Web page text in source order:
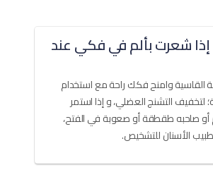
إذا شعرت بألم في فكي عند
القاسية وامنح فكك راحة مع استخدام
لتخفيف التشنج العضلي، و إذا استمر
أو صاحبه طقطقة أو صعوبة في الفتح،
الأسنان للتشخيص.